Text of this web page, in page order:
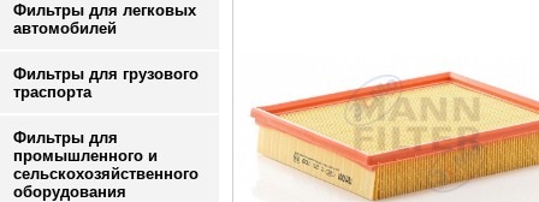
Фильтры для легковых
автомобилей
Фильтры для грузового
траспорта
Фильтры для
промышленного и
сельскохозяйственного
оборудования